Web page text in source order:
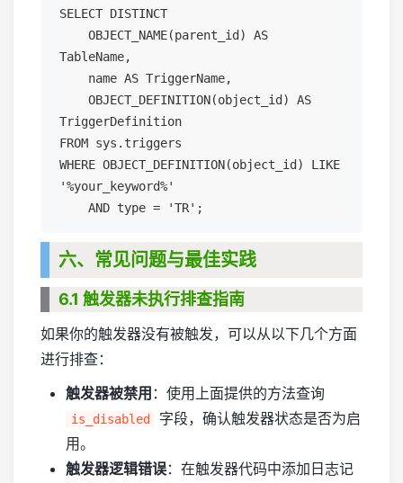
SELECT DISTINCT
TableName,
TriggerDefinition
FROM sys.triggers
WHERE OBJECT_DEFINITION(object_id) LIKE
'%your_keyword%'
六、常见问题与最佳实践
6.1 触发器未执行排查指南
如果你的触发器没有被触发，可以从以下几个方面
进行排查：
触发器被禁用 ：使用上面提供的方法查询
is_disabled
字段，确认触发器状态是否为启
用。
触发器逻辑错误：在触发器代码中添加日志记